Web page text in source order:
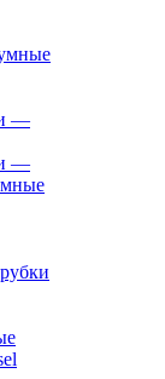
—
—